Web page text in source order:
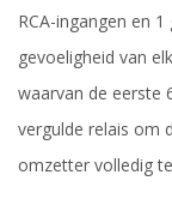
RCA-ingangen en
gevoeligheid van
waarvan de eerste
vergulde relais om
omzetter volledig